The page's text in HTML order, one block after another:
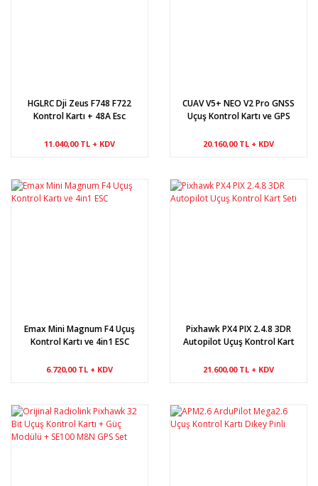
HGLRC Dji Zeus F748 F722
Kontrol Kartı + 48A Esc
11.040,00 TL + KDV
CUAV V5+ NEO V2 Pro GNSS
Uçuş Kontrol Kartı ve GPS
20.160,00 TL + KDV
Emax Mini Magnum F4 Uçuş
Kontrol Kartı ve 4in1 ESC
6.720,00 TL + KDV
Pixhawk PX4 PIX 2.4.8 3DR
Autopilot Uçuş Kontrol Kart
21.600,00 TL + KDV